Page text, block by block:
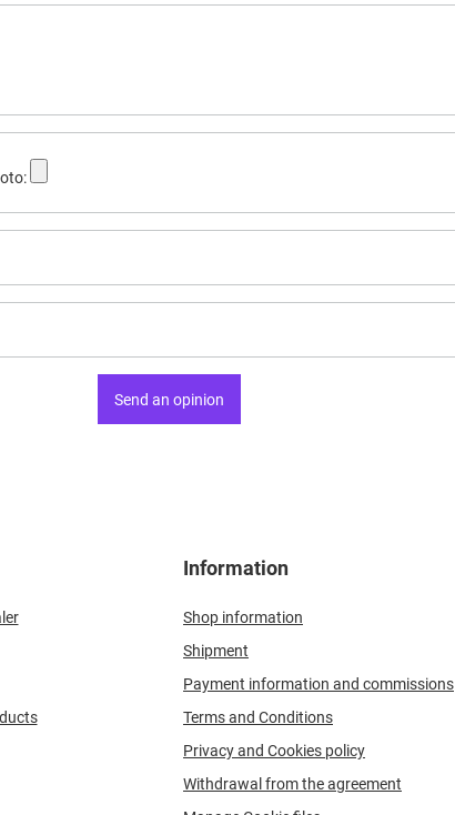
Send an opinion
Information
Shop information
Shipment
Payment information and commissions
Terms and Conditions
Privacy and Cookies policy
Withdrawal from the agreement